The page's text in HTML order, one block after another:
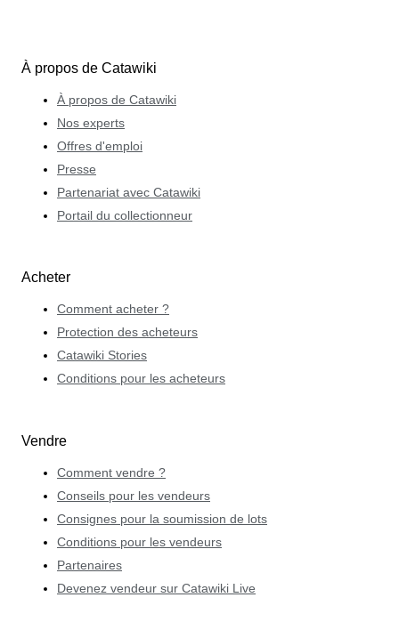
À propos de Catawiki
À propos de Catawiki
Nos experts
Offres d'emploi
Presse
Partenariat avec Catawiki
Portail du collectionneur
Acheter
Comment acheter ?
Protection des acheteurs
Catawiki Stories
Conditions pour les acheteurs
Vendre
Comment vendre ?
Conseils pour les vendeurs
Consignes pour la soumission de lots
Conditions pour les vendeurs
Partenaires
Devenez vendeur sur Catawiki Live